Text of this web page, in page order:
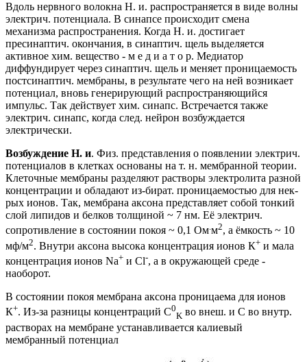
Вдоль нервного волокна Н. и. распространяется в виде волны
электрич. потенциала. В синапсе происходит смена
механизма распространения. Когда Н. и. достигает
пресинаптич. окончания, в синаптич. щель выделяется
активное хим. вещество - м е д и а т о р. Медиатор
диффундирует через синаптич. щель и меняет проницаемость
постсинаптич. мембраны, в результате чего на ней возникает
потенциал, вновь генерирующий распространяющийся
импульс. Так действует хим. синапс. Встречается также
электрич. синапс, когда след. нейрон возбуждается
электрически.
Возбуждение Н. и. Физ. представления о появлении электрич.
потенциалов в клетках основаны на т. н. мембранной теории.
Клеточные мембраны разделяют растворы электролита разной
концентрации и обладают из-бират. проницаемостью для нек-
рых ионов. Так, мембрана аксона представляет собой тонкий
слой липидов и белков толщиной ~ 7 нм. Её электрич.
сопротивление в состоянии покоя ~ 0,1 Ом.м2, а ёмкость ~ 10
мф/м2. Внутри аксона высока концентрация ионов К+ и мала
концентрация ионов Na+ и Сl-, а в окружающей среде -
наоборот.
В состоянии покоя мембрана аксона проницаема для ионов
К+. Из-за разницы концентраций C0
K во внеш. и С во внутр.
растворах на мембране устанавливается калиевый
мембранный потенциал